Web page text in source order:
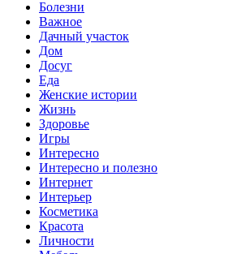
Болезни
Важное
Дачный участок
Дом
Досуг
Еда
Женские истории
Жизнь
Здоровье
Игры
Интересно
Интересно и полезно
Интернет
Интерьер
Косметика
Красота
Личности